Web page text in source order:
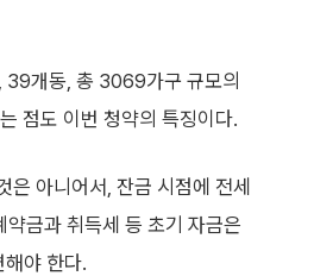
39개동, 총 3069가구 규모의
점도 이번 청약의 특징이다.
아니어서, 잔금 시점에 전세
금과 취득세 등 초기 자금은
야 한다.